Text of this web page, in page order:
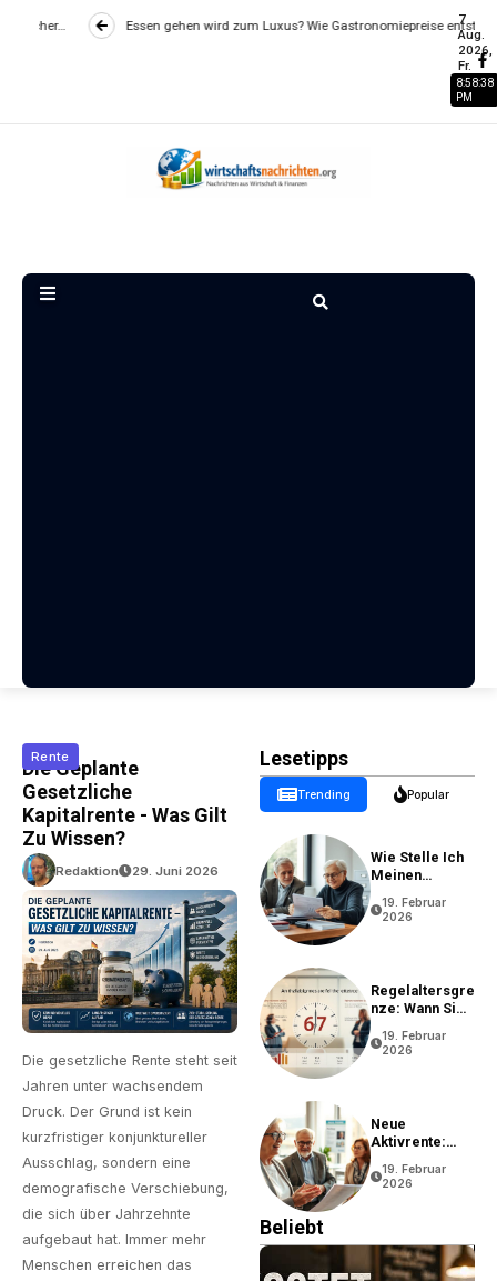
gehen wird zum Luxus? Wie Gastronomiepreise entstehen und worauf… 7
Aug.
2026,
Fr.
8:58:39
PM
Rente
Die Geplante
Gesetzliche
Kapitalrente - Was Gilt
Zu Wissen?
Redaktion 29. Juni 2026
Die gesetzliche Rente steht seit
Jahren unter wachsendem
Druck. Der Grund ist kein
kurzfristiger konjunktureller
Ausschlag, sondern eine
demografische Verschiebung,
die sich über Jahrzehnte
aufgebaut hat. Immer mehr
Menschen erreichen das
Lesetipps
Trending Popular
Wie Stelle Ich
Meinen
19. Februar
2026
Regelaltersgre
Nze: Wann Sie
Können
19. Februar
2026
Neue
Aktivrente:
Bedingungen
19. Februar
2026
Beliebt